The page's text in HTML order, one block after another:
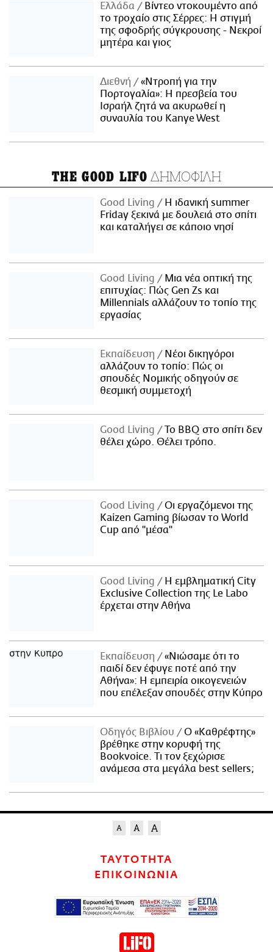
Ελλάδα
Βίντεο ντοκουμέντο από
το τροχαίο στις Σέρρες: Η στιγμή
της σφοδρής σύγκρουσης - Νεκροί
μητέρα και γιος
Διεθνή
«Ντροπή για την
Πορτογαλία»: Η πρεσβεία του
Ισραήλ ζητά να ακυρωθεί η
συναυλία του Kanye West
THE GOOD LIFO ΔΗΜΟΦΙΛΗ
Good Living
Η ιδανική summer
Friday ξεκινά με δουλειά στο σπίτι
και καταλήγει σε κάποιο νησί
Good Living
Μια νέα οπτική της
επιτυχίας: Πώς Gen Zs και
Millennials αλλάζουν το τοπίο της
εργασίας
Εκπαίδευση
Νέοι δικηγόροι
αλλάζουν το τοπίο: Πώς οι
σπουδές Νομικής οδηγούν σε
θεσμική συμμετοχή
Good Living
Το BBQ στο σπίτι δεν
θέλει χώρο. Θέλει τρόπο.
Good Living
Οι εργαζόμενοι της
Kaizen Gaming βίωσαν το World
Cup από "μέσα"
Good Living
Η εμβληματική City
Exclusive Collection της Le Labo
έρχεται στην Αθήνα
Εκπαίδευση
«Νιώσαμε ότι το
παιδί δεν έφυγε ποτέ από την
Αθήνα»: Η εμπειρία οικογενειών
που επέλεξαν σπουδές στην Κύπρο
Οδηγός Βιβλίου
Ο «Καθρέφτης»
βρέθηκε στην κορυφή της
Bookvoice. Τι τον ξεχώρισε
ανάμεσα στα μεγάλα best sellers;
ΤΑΥΤΟΤΗΤΑ
ΕΠΙΚΟΙΝΩΝΙΑ